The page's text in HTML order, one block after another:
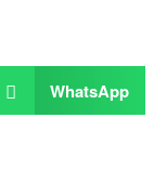
WhatsApp